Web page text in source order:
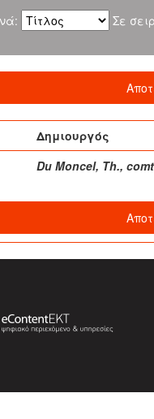
Σε
Δημιουργός
Du Moncel, Th.,